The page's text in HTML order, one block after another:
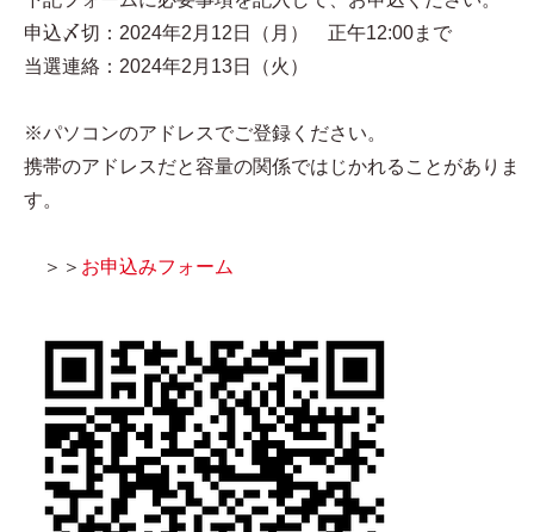
申込〆切：2024年2月12日（月） 正午12:00まで
当選連絡：2024年2月13日（火）
※パソコンのアドレスでご登録ください。
携帯のアドレスだと容量の関係ではじかれることがありま
す。
＞＞ お申込みフォーム